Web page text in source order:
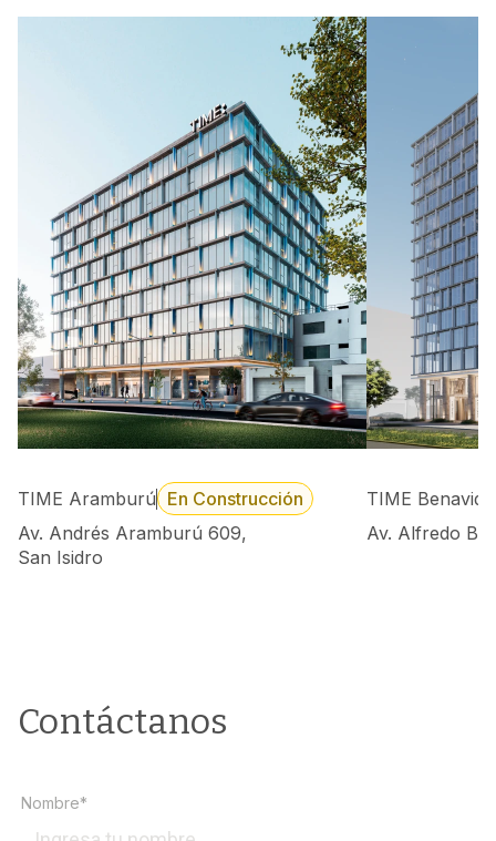
TIME Aramburú En Construcción
Av. Andrés Aramburú 609,
San Isidro
TIME
Av. Alfredo
Contáctanos
Nombre*